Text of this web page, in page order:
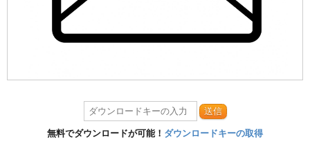
送信
無料でダウンロードが可能！ ダウンロードキーの取得